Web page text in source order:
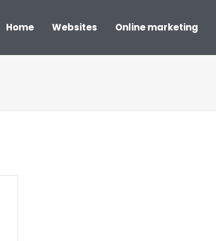
Home Websites Online marketing